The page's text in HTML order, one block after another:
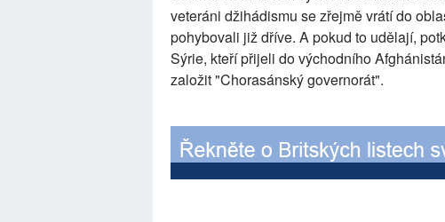
veteráni džihádismu se zřejmě vrátí do
pohybovali již dříve. A pokud to udělají,
Sýrie, kteří přijeli do východního
založit "Chorasánský governorát".